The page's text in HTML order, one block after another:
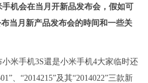
手机会在当月开新品发布会，假如可
当月新产品发布会的時间和一些关
米手机3S還是小米手机4大家临时还
、“2014215”及其“2014022”三款新